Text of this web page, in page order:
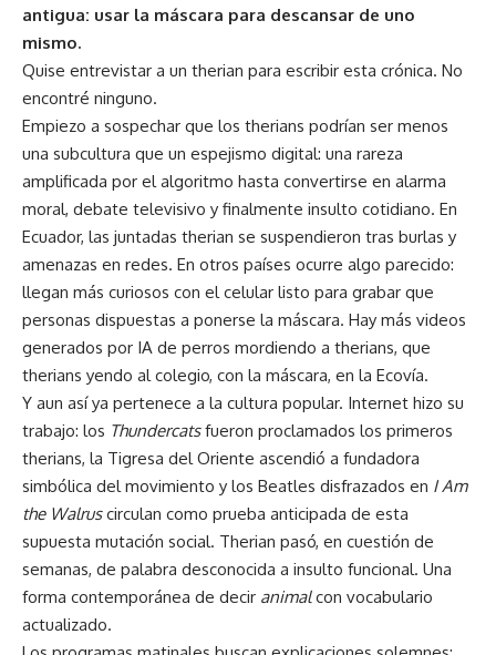
antigua: usar la máscara para descansar de uno
mismo.
Quise entrevistar a un therian para escribir esta crónica. No
encontré ninguno.
Empiezo a sospechar que los therians podrían ser menos
una subcultura que un espejismo digital: una rareza
amplificada por el algoritmo hasta convertirse en alarma
moral, debate televisivo y finalmente insulto cotidiano. En
Ecuador, las juntadas therian se suspendieron tras burlas y
amenazas en redes. En otros países ocurre algo parecido:
llegan más curiosos con el celular listo para grabar que
personas dispuestas a ponerse la máscara. Hay más videos
generados por IA de perros mordiendo a therians, que
therians yendo al colegio, con la máscara, en la Ecovía.
Y aun así ya pertenece a la cultura popular. Internet hizo su
trabajo: los Thundercatsfueron proclamados los primeros
therians, la Tigresa del Oriente ascendió a fundadora
simbólica del movimiento y los Beatles disfrazados en I Am
the Walruscirculan como prueba anticipada de esta
supuesta mutación social. Therian pasó, en cuestión de
semanas, de palabra desconocida a insulto funcional. Una
forma contemporánea de decir animalcon vocabulario
actualizado.